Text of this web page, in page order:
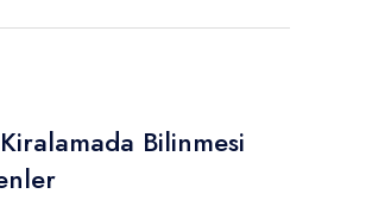
Bilinmesi